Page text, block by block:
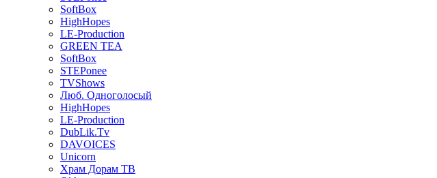
SoftBox
HighHopes
LE-Production
GREEN TEA
SoftBox
STEPonee
TVShows
Люб. Одноголосый
HighHopes
LE-Production
DubLik.Tv
DAVOICES
Unicorn
Храм Дорам ТВ